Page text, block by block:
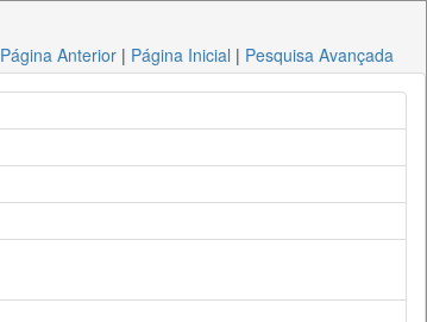
Página Anterior | Página Inicial | Pesquisa Avançada